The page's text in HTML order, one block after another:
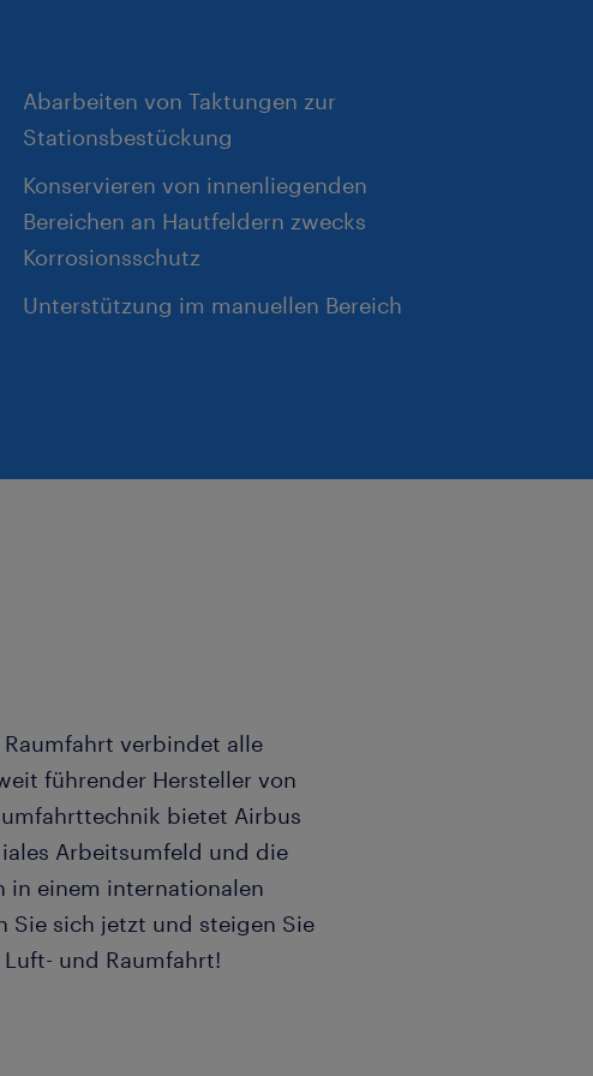
Abarbeiten von Taktungen zur
Stationsbestückung
Konservieren von innenliegenden
Bereichen an Hautfeldern zwecks
Korrosionsschutz
Unterstützung im manuellen Bereich
verbindet alle
führender Hersteller von
bietet Airbus
Arbeitsumfeld und die
in einem internationalen
Sie sich jetzt und steigen Sie
und Raumfahrt!